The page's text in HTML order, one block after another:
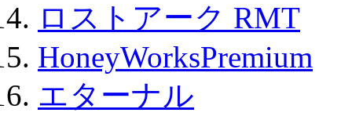
ロストアーク RMT
HoneyWorksPremium
エターナル